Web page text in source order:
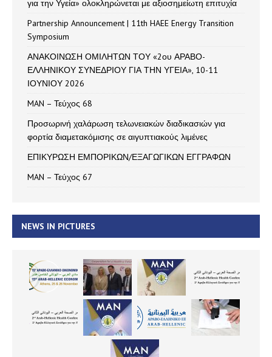
για την Υγεία» ολοκληρώνεται με αξιοσημείωτη επιτυχία
Partnership Announcement | 11th HAEE Energy Transition
Symposium
ΑΝΑΚΟΙΝΩΣΗ ΟΜΙΛΗΤΩΝ ΤΟΥ «2ου ΑΡΑΒΟ-
ΕΛΛΗΝΙΚΟΥ ΣΥΝΕΔΡΙΟΥ ΓΙΑ ΤΗΝ ΥΓΕΙΑ», 10-11
ΙΟΥΝΙΟΥ 2026
MAN – Τεύχος 68
Προσωρινή χαλάρωση τελωνειακών διαδικασιών για
φορτία διαμετακόμισης σε αιγυπτιακούς λιμένες
ΕΠΙΚΥΡΩΣΗ ΕΜΠΟΡΙΚΩΝ/ΕΞΑΓΩΓΙΚΩΝ ΕΓΓΡΑΦΩΝ
MAN – Τεύχος 67
NEWS IN PICTURES